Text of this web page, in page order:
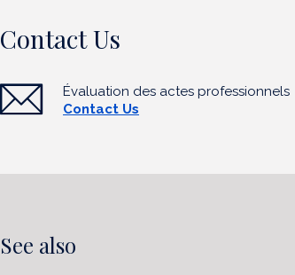
Contact Us
Évaluation des actes professionnels
Contact Us
See also